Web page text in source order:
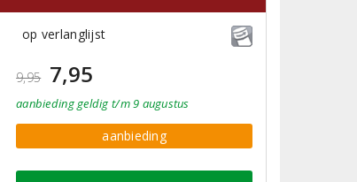
op verlanglijst
9,95 7,95
aanbiedinggeldig t/m 9 augustus
aanbieding